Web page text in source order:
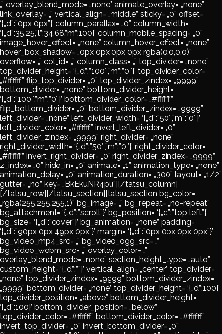
„” overlay_blend_mode= „none” animate_overlay= „none”
link_overlay= „” vertical_align= „middle” sticky= „0” offset=
‘{„d”:”0px 0px”}’ column_parallax= „0” column_width=
‘{„d”:35.25,”l”:34.68,”m”:100}’ column_mobile_spacing= „0”
image_hover_effect= „none” column_hover_effect= „none”
hover_box_shadow= „0px 0px 0px 0px rgba(0,0,0,0)”
overflow= „” col_id= „” column_class= „” top_divider= „none”
top_divider_height= ‘{„d”:”100″,”m”:”0″}’ top_divider_color=
„#ffffff” flip_top_divider= „0” top_divider_zindex= „9999”
bottom_divider= „none” bottom_divider_height=
‘{„d”:”100″,”m”:”0″}’ bottom_divider_color= „#ffffff”
flip_bottom_divider= „0” bottom_divider_zindex= „9999”
left_divider= „none” left_divider_width= ‘{„d”:”50″,”m”:”0″}’
left_divider_color= „#ffffff” invert_left_divider= „0”
left_divider_zindex= „9999” right_divider= „none”
right_divider_width= ‘{„d”:”50″,”m”:”0″}’ right_divider_color=
„#ffffff” invert_right_divider= „0” right_divider_zindex= „9999”
z_index= „0” hide_in= „0” animate= „1” animation_type= „none”
animation_delay= „0” animation_duration= „300” layout= „1/2”
gutter= „no” key= „BkEkuNR4pu”][/tatsu_column]
[/tatsu_row][/tatsu_section][tatsu_section bg_color=
„rgba(255,255,255,1)” bg_image= „” bg_repeat= „no-repeat”
bg_attachment= ‘{„d”:”scroll”}’ bg_position= ‘{„d”:”top left”}’
bg_size= ‘{„d”:”cover”}’ bg_animation= „none” padding=
‘{„d”:”90px 0px 49px 0px”}’ margin= ‘{„d”:”0px 0px 0px 0px”}’
bg_video_mp4_src= „” bg_video_ogg_src= „”
bg_video_webm_src= „” overlay_color= „”
overlay_blend_mode= „none” section_height_type= „auto”
custom_height= ‘{„d”:””}’ vertical_align= „center” top_divider=
„none” top_divider_zindex= „9999” bottom_divider_zindex=
„9999” bottom_divider= „none” top_divider_height= ‘{„d”:100}’
top_divider_position= „above” bottom_divider_height=
‘{„d”:100}’ bottom_divider_position= „below”
top_divider_color= „#ffffff” bottom_divider_color= „#ffffff”
invert_top_divider= „0” invert_bottom_divider= „0”